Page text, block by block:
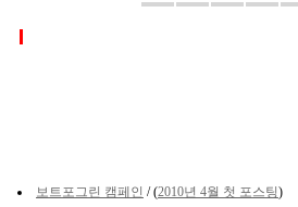
보트포그린 캠페인 / (2010년 4월 첫 포스팅)